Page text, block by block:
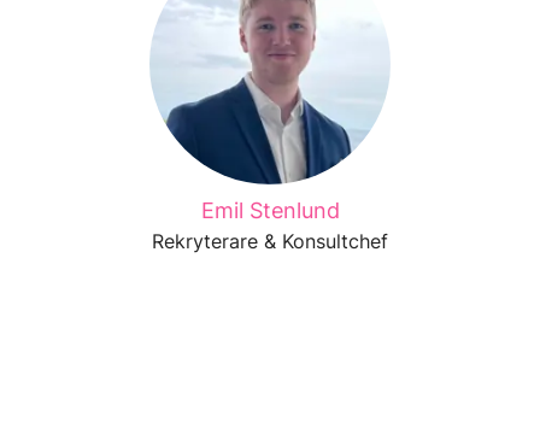
Emil Stenlund
Rekryterare & Konsultchef